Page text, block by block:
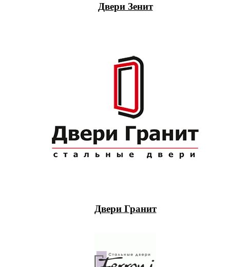
Двери Зенит
Двери Гранит